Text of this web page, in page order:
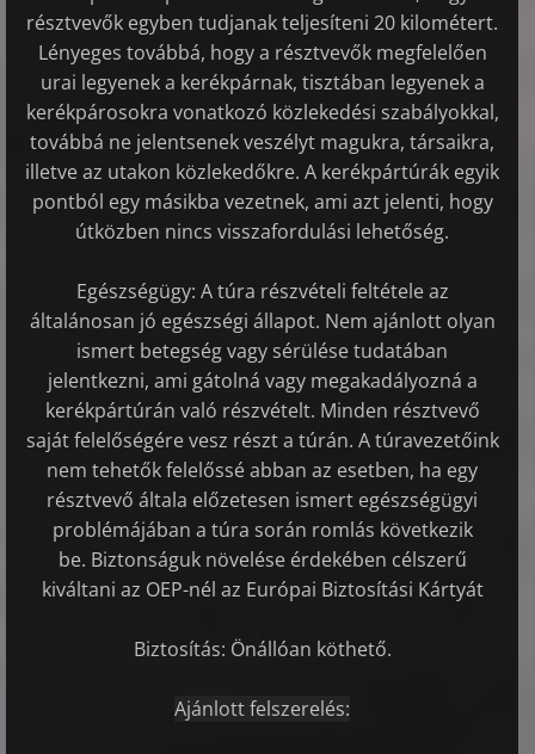
résztvevők egyben tudjanak teljesíteni 20 kilométert.
Lényeges továbbá, hogy a résztvevők megfelelően
urai legyenek a kerékpárnak, tisztában legyenek a
kerékpárosokra vonatkozó közlekedési szabályokkal,
továbbá ne jelentsenek veszélyt magukra, társaikra,
illetve az utakon közlekedőkre.A kerékpártúrák egyik
pontból egy másikba vezetnek, ami azt jelenti, hogy
útközben nincs visszafordulási lehetőség.
Egészségügy: A túra részvételi feltétele az
általánosan jó egészségi állapot. Nem ajánlott olyan
ismert betegség vagy sérülése tudatában
jelentkezni, ami gátolná vagy megakadályozná a
kerékpártúrán való részvételt. Minden résztvevő
saját felelőségére vesz részt a túrán. A túravezetőink
nem tehetők felelőssé abban az esetben, ha egy
résztvevő általa előzetesen ismert egészségügyi
problémájában a túra során romlás következik
be. Biztonságuk növelése érdekében célszerű
kiváltani az OEP-nél az Európai Biztosítási Kártyát
Biztosítás: Önállóan köthető.
Ajánlott felszerelés: